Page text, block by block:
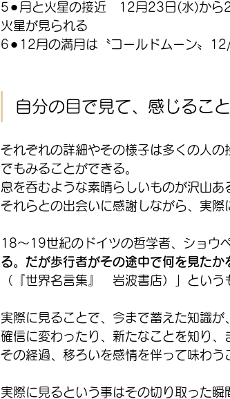
5⚫︎月と火星の接近　12月23日(水)から
火星が見られる
6⚫︎12月の満月は〝コールドムーン〟
自分の目で見て、感じること
それぞれの詳細やその様子は多くの人
でもみることができる。
息を呑むような素晴らしいものが沢山あ
それらとの出会いに感謝しながら、実際
18～19世紀のドイツの哲学者、ショウ
る。だが歩行者がその途中で何を見たか
（『世界名言集』　岩波書店）」という
実際に見ることで、今まで蓄えた知識が
確信に変わったり、新たなことを知り、
その経過、移ろいを感情を伴って味わう
実際に見るという事はその切り取った